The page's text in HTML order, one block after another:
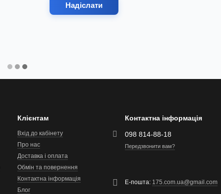
Надіслати
Клієнтам
Вхід до кабінету
Про нас
Доставка і оплата
Обмін та повернення
Контактна інформація
Блог
Контактна інформація
098 814-88-18
Передзвонити вам?
Е-пошта: 175.com.ua@gmail.com